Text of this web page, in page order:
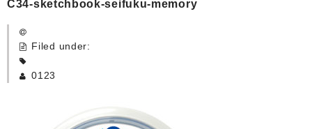
HOME
卒園記念品
カード付フォトフレームクロック(集合)
C34-sketchbook-seifuku-memory
Filed under:
0123